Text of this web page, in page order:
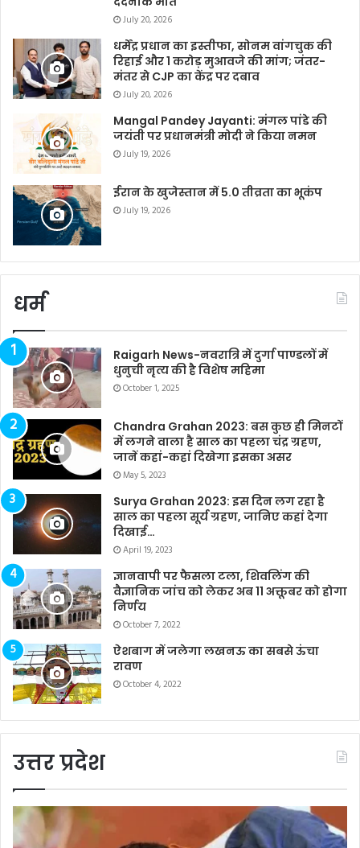
July 20, 2026
धर्मेंद्र प्रधान का इस्तीफा, सोनम वांगचुक की
रिहाई और 1 करोड़ मुआवजे की मांग; जंतर-
मंतर से CJP का केंद्र पर दबाव
July 20, 2026
Mangal Pandey Jayanti: मंगल पांडे की
जयंती पर प्रधानमंत्री मोदी ने किया नमन
July 19, 2026
ईरान के खुजेस्तान में 5.0 तीव्रता का भूकंप
July 19, 2026
धर्म
Raigarh News-नवरात्रि में दुर्गा पाण्डलों में
धुनुची नृत्य की है विशेष महिमा
October 1, 2025
Chandra Grahan 2023: बस कुछ ही मिनटों
में लगने वाला है साल का पहला चंद्र ग्रहण,
जानें कहां-कहां दिखेगा इसका असर
May 5, 2023
Surya Grahan 2023: इस दिन लग रहा है
साल का पहला सूर्य ग्रहण, जानिए कहां देगा
दिखाई…
April 19, 2023
ज्ञानवापी पर फैसला टला, शिवलिंग की
वैज्ञानिक जांच को लेकर अब 11 अक्तूबर को होगा
निर्णय
October 7, 2022
ऐशबाग में जलेगा लखनऊ का सबसे ऊंचा
रावण
October 4, 2022
उत्तर प्रदेश